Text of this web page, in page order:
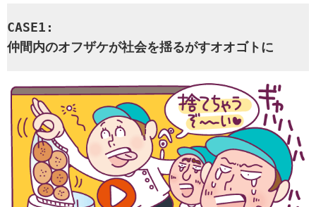
CASE1:
仲間内のオフザケが社会を揺るがすオオゴトに